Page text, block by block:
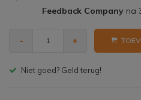
Feedback Companyna
- +
Gratis bezorgen v.a. € 150,- (NL)